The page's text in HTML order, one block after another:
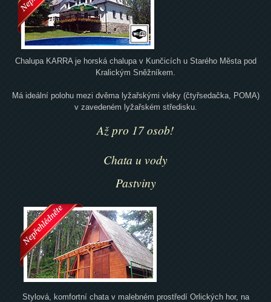
Chalupa KARRA je horská chalupa v Kunčicích u Starého Města pod
Kralickým Sněžníkem.
Má ideální polohu mezi dvěma lyžařskými vleky (čtyřsedačka, POMA)
v zavedeném lyžařském středisku.
Až pro 17 osob!
Chata u vody
Pastviny
Stylová, komfortní chata v malebném prostředí Orlických hor, na